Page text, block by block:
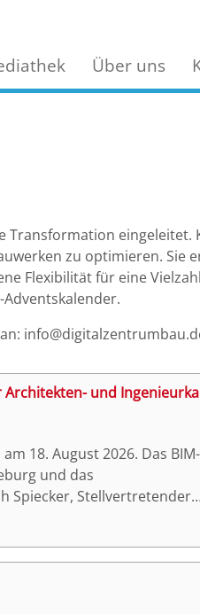
Über uns
Transformation eingeleitet.
zu optimieren. Sie
Flexibilität für eine
Architekten- und
und das
Spiecker, Stellvertretender